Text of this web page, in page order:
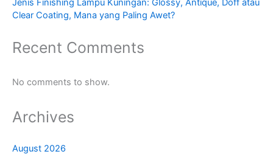
Jenis Finishing Lampu Kuningan: Glossy, Antique, Doff atau
Clear Coating, Mana yang Paling Awet?
Recent Comments
No comments to show.
Archives
August 2026